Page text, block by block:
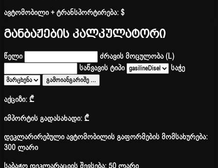
ავტომობილი + ტრანსპორტირება:$
განბაჟების კალკულატორი
წელი
ძრავის მოცულობა (L)
საწვავის ტიპი
საჭე
გამოიანგარიშე …
აქციზი:₾
იმპორტის გადასახადი:₾
დეკლარირებული ავტომობილის გაფორმების მომსახურება:
300 ლარი